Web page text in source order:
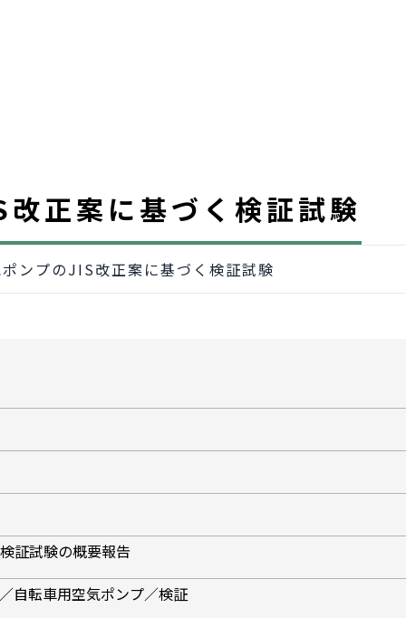
正案に基づく検証試験
ンプのJIS改正案に基づく検証試験
証試験の概要報告
自転車用空気ポンプ／検証